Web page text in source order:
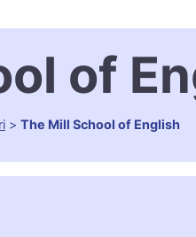
of
> The Mill School of English